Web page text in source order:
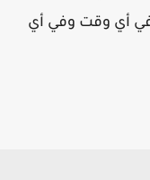
أي وقت وفي أي